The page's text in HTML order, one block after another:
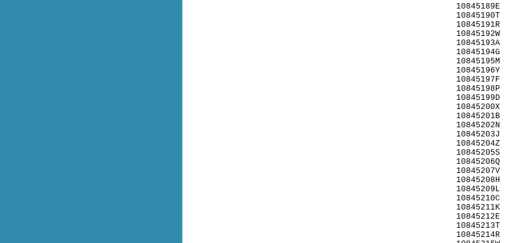
10845189E
10845190T
10845191R
10845192W
10845193A
10845194G
10845195M
10845196Y
10845197F
10845198P
10845199D
10845200X
10845201B
10845202N
10845203J
10845204Z
10845205S
10845206Q
10845207V
10845208H
10845209L
10845210C
10845211K
10845212E
10845213T
10845214R